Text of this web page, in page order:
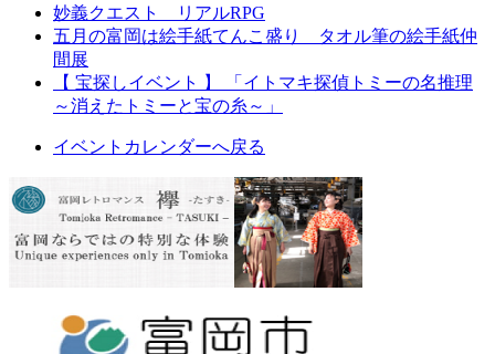
妙義クエスト リアルRPG
五月の富岡は絵手紙てんこ盛り タオル筆の絵手紙仲
間展
【 宝探しイベント 】 「イトマキ探偵トミーの名推理
～消えたトミーと宝の糸～」
イベントカレンダーへ戻る